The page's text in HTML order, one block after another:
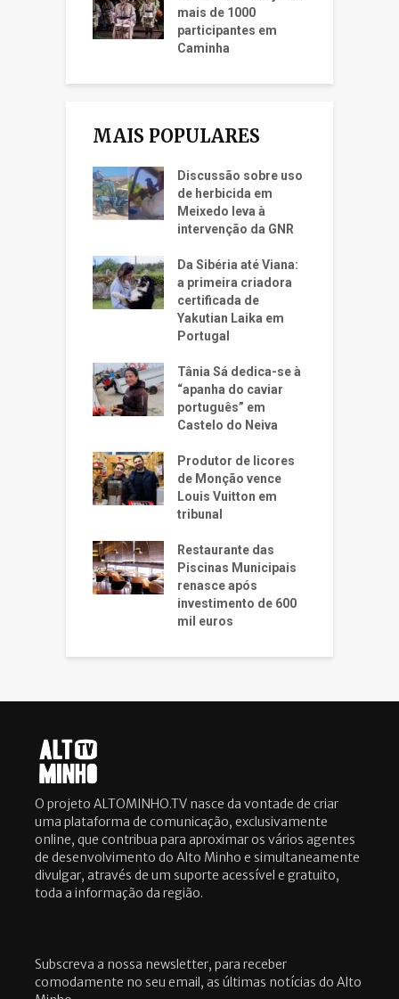
mais de 1000
participantes em
Caminha
MAIS POPULARES
Discussão sobre uso
de herbicida em
Meixedo leva à
intervenção da GNR
Da Sibéria até Viana:
a primeira criadora
certificada de
Yakutian Laika em
Portugal
Tânia Sá dedica-se à
“apanha do caviar
português” em
Castelo do Neiva
Produtor de licores
de Monção vence
Louis Vuitton em
tribunal
Restaurante das
Piscinas Municipais
renasce após
investimento de 600
mil euros
O projeto ALTOMINHO.TV nasce da vontade de criar
uma plataforma de comunicação, exclusivamente
online, que contribua para aproximar os vários agentes
de desenvolvimento do Alto Minho e simultaneamente
divulgar, através de um suporte acessível e gratuito,
toda a informação da região.
Subscreva a nossa newsletter, para receber
comodamente no seu email, as últimas notícias do Alto